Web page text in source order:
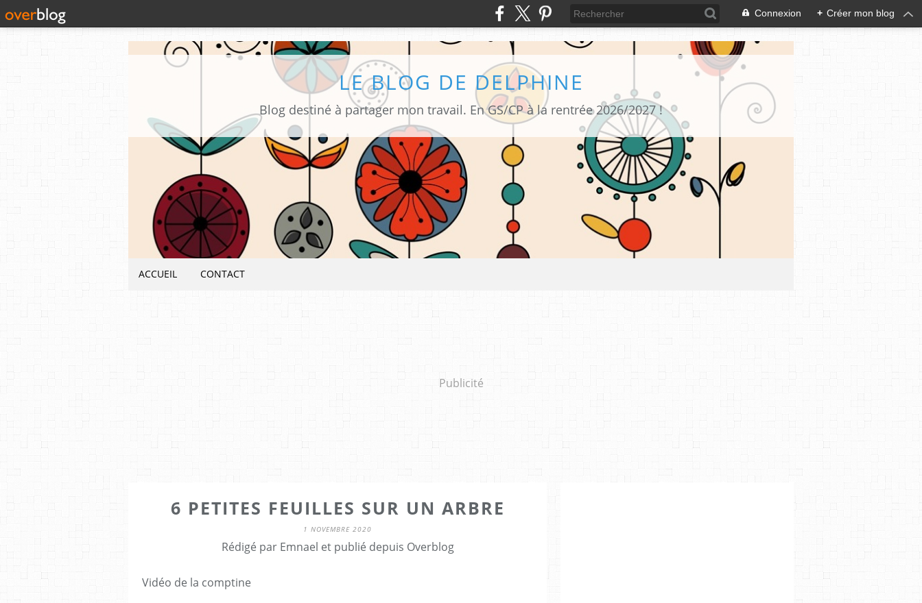
Connexion + Créer mon blog
LE BLOG DE DELPHINE
Blog destiné à partager mon travail. En GS/CP à la rentrée 2026/2027 !
ACCUEIL CONTACT
Publicité
6 PETITES FEUILLES SUR UN ARBRE
1 NOVEMBRE 2020
Rédigé par Emnael et publié depuis Overblog
Vidéo de la comptine